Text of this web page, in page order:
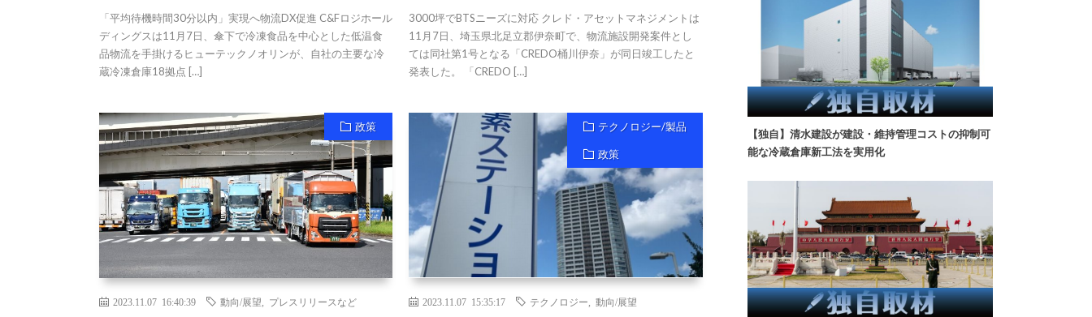
「平均待機時間30分以内」実現へ物流DX促進 C&Fロジホール
ディングスは11月7日、傘下で冷凍食品を中心とした低温食
品物流を手掛けるヒューテックノオリンが、自社の主要な冷
蔵冷凍倉庫18拠点 […]
3000坪でBTSニーズに対応 クレド・アセットマネジメントは
11月7日、埼玉県北足立郡伊奈町で、物流施設開発案件とし
ては同社第1号となる「CREDO桶川伊奈」が同日竣工したと
発表した。 「CREDO […]
政策
2023.11.07 16:40:39 動向/展望 プレスリリースなど
テクノロジー/製品
政策
2023.11.07 15:35:17 テクノロジー ,動向/展望
【独自】清水建設が建設・維持管理コストの抑制可
能な冷蔵倉庫新工法を実用化